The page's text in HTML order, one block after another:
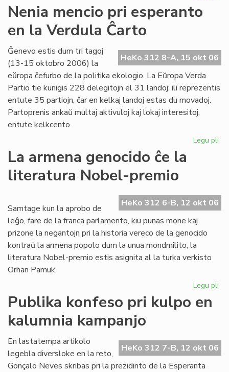
la
LF
Nenia mencio pri esperanto
en la Verdula Ĉarto
HeKo 312 8-A, 15 okt 06
Ĝenevo estis dum tri tagoj
(13-15 oktobro 2006) la
eŭropa ĉefurbo de la politika ekologio. La Eŭropa Verda
Partio tie kunigis 228 delegitojn el 31 landoj: ili reprezentis
entute 35 partiojn, ĉar en kelkaj landoj estas du movadoj.
Partoprenis ankaŭ multaj aktivuloj kaj lokaj interesitoj,
entute kelkcento.
Legu pli
en
La armena genocido ĉe la
literatura Nobel-premio
HeKo 312 6-B, 12 okt 06
Samtage kun la aprobo de
leĝo, fare de la franca parlamento, kiu punas mone kaj
prizone la negantojn pri la historia vereco de la genocido
kontraŭ la armena popolo dum la unua mondmilito, la
literatura Nobel-premio estis asignita al la turka verkisto
Orhan Pamuk.
Legu pli
la
Publika konfeso pri kulpo en
kalumnia kampanjo
HeKo 312 7-B, 12 okt 06
En lastatempa artikolo
legebla diversloke en la reto,
Gonçalo Neves skribas pri la prezidinto de la Esperanta